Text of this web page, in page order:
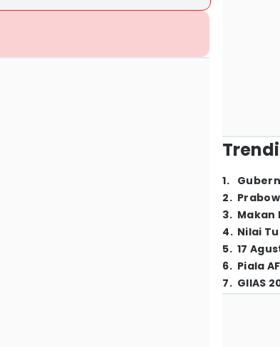
1.
2.
3. Makan
4. Nilai
5. 17
6. Piala
7. GIIAS